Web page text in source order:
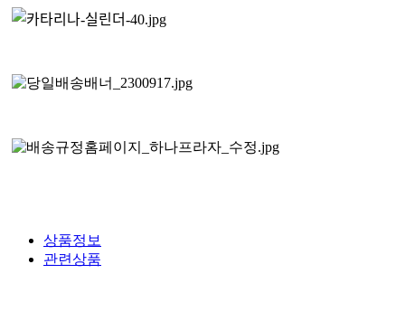
상품정보
관련상품